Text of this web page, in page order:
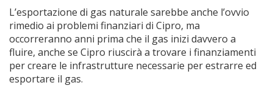
L’esportazione di gas naturale sarebbe anche l’ovvio
rimedio ai problemi finanziari di Cipro, ma
occorreranno anni prima che il gas inizi davvero a
fluire, anche se Cipro riuscirà a trovare i finanziamenti
per creare le infrastrutture necessarie per estrarre ed
esportare il gas.